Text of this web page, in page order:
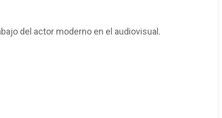
del actor moderno en el audiovisual.